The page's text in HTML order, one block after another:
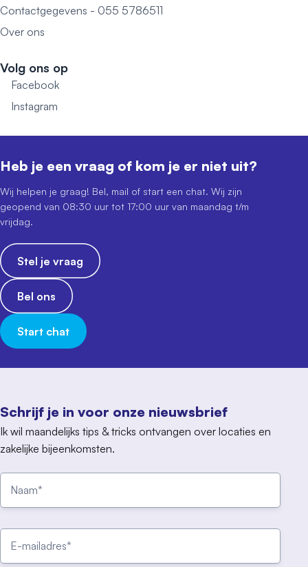
Contactgegevens - 055 5786511
Over ons
Volg ons op
Facebook
Instagram
Schrijf je in voor onze nieuwsbrief
Ik wil maandelijks tips & tricks ontvangen over locaties en
zakelijke bijeenkomsten.
Heb je een vraag of kom je er niet uit?
Wij helpen je graag! Bel, mail of start een chat. Wij zijn
geopend van 08:30 uur tot 17:00 uur van maandag t/m
vrijdag.
Stel je vraag
Bel ons
Start chat